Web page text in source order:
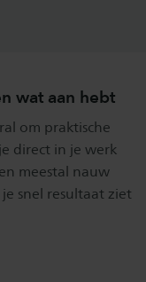
wat aan hebt
om praktische
direct in je werk
meestal nauw
snel resultaat ziet